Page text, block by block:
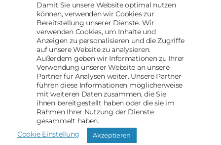
AACII
Impressum
Datenschutz
Newsletter
Damit Sie unsere Website optimal nutzen
können, verwenden wir Cookies zur
Bereitstellung unserer Dienste. Wir
verwenden Cookies, um Inhalte und
Anzeigen zu personalisieren und die Zugriffe
auf unsere Website zu analysieren.
Außerdem geben wir Informationen zu Ihrer
Verwendung unserer Website an unsere
Partner für Analysen weiter. Unsere Partner
führen diese Informationen möglicherweise
mit weiteren Daten zusammen, die Sie
ihnen bereitgestellt haben oder die sie im
Rahmen Ihrer Nutzung der Dienste
gesammelt haben.
Cookie Einstellung
Akzeptieren